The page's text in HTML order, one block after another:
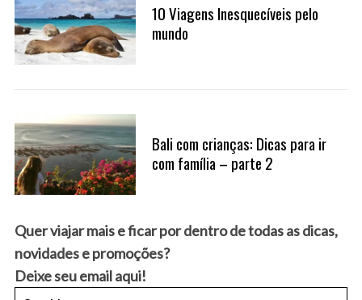
10 Viagens Inesquecíveis pelo
mundo
Bali com crianças: Dicas para ir
com família – parte 2
Quer viajar mais e ficar por dentro de todas as dicas,
novidades e promoções?
Deixe seu email aqui!
S
e
a
c
f
o
r
: